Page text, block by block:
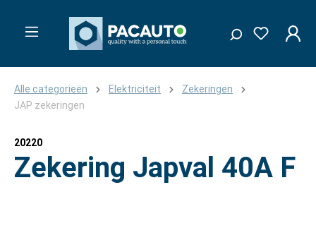
Alle categorieën Elektriciteit
Zekeringen
JAP zekeringen
20220
Zekering Japval 40A F